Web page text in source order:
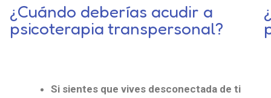
¿Cuándo deberías acudir a
psicoterapia transpersonal?
Si sientes que vives desconectada de ti